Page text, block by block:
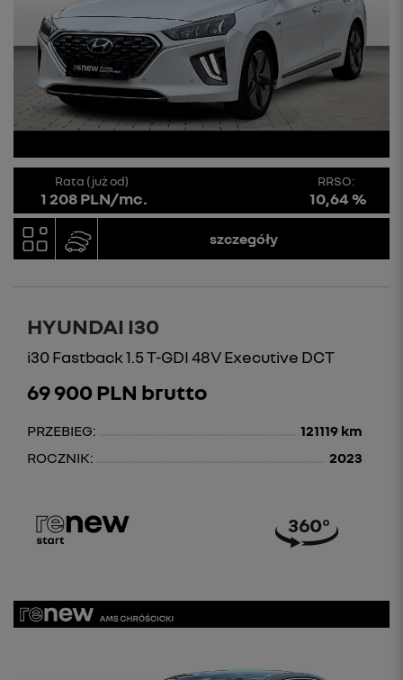
Rata (już od)
1 208 PLN/mc.
RRSO:
10,64 %
szczegóły
HYUNDAI I30
i30 Fastback 1.5 T-GDI 48V Executive DCT
69 900 PLN brutto
PRZEBIEG:
121119 km
ROCZNIK:
2023